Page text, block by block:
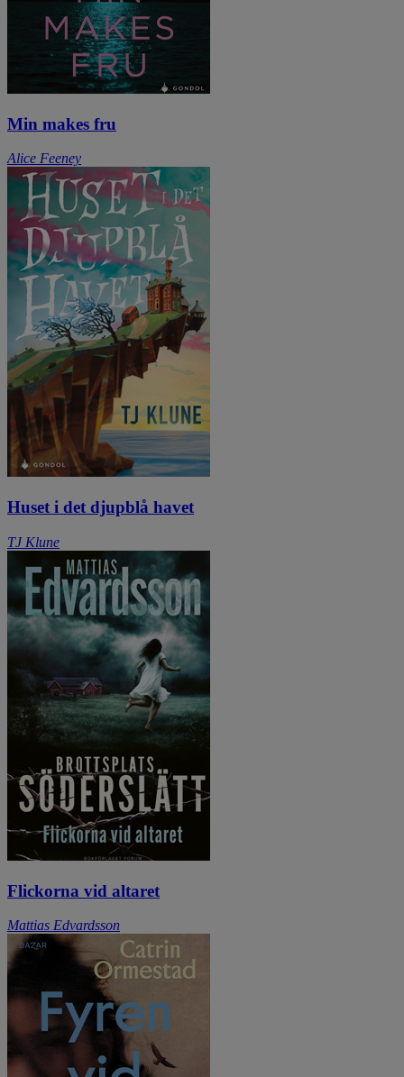
Min makes fru
Alice Feeney
Huset i det djupblå havet
TJ Klune
Flickorna vid altaret
Mattias Edvardsson